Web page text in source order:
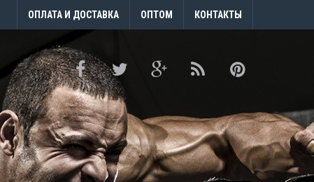
ОПЛАТА И ДОСТАВКА ОПТОМ КОНТАКТЫ